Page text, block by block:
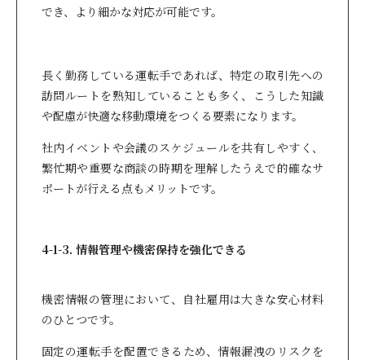
でき、より細かな対応が可能です。
長く勤務している運転手であれば、特定の取引先への
訪問ルートを熟知していることも多く、こうした知識
や配慮が快適な移動環境をつくる要素になります。
社内イベントや会議のスケジュールを共有しやすく、
繁忙期や重要な商談の時期を理解したうえで的確なサ
ポートが行える点もメリットです。
4-1-3. 情報管理や機密保持を強化できる
機密情報の管理において、自社雇用は大きな安心材料
のひとつです。
固定の運転手を配置できるため、情報漏洩のリスクを